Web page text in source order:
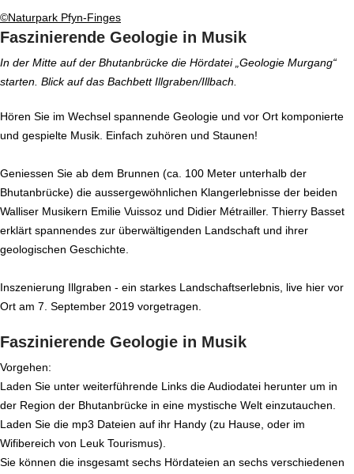
©Naturpark Pfyn-Finges
Faszinierende Geologie in Musik
In der Mitte auf der Bhutanbrücke die Hördatei „Geologie Murgang“
starten. Blick auf das Bachbett Illgraben/Illbach.
Hören Sie im Wechsel spannende Geologie und vor Ort komponierte
und gespielte Musik. Einfach zuhören und Staunen!
Geniessen Sie ab dem Brunnen (ca. 100 Meter unterhalb der
Bhutanbrücke) die aussergewöhnlichen Klangerlebnisse der beiden
Walliser Musikern Emilie Vuissoz und Didier Métrailler. Thierry Basset
erklärt spannendes zur überwältigenden Landschaft und ihrer
geologischen Geschichte.
Inszenierung Illgraben - ein starkes Landschaftserlebnis, live hier vor
Ort am 7. September 2019 vorgetragen.
Faszinierende Geologie in Musik
Vorgehen:
Laden Sie unter weiterführende Links die Audiodatei herunter um in
der Region der Bhutanbrücke in eine mystische Welt einzutauchen.
Laden Sie die mp3 Dateien auf ihr Handy (zu Hause, oder im
Wifibereich von Leuk Tourismus).
Sie können die insgesamt sechs Hördateien an sechs verschiedenen